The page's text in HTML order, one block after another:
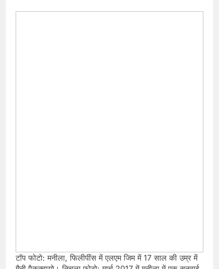
टॉप फोटो: मनीला, फिलीपींस में एलएम जिम में 17 साल की उम्र में